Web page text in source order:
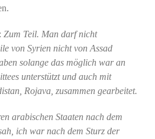
: Zum Teil. Man darf nicht
von Syrien nicht von Assad
solange das möglich war an
unterstützt und auch mit
Rojava, zusammen gearbeitet.
arabischen Staaten nach dem
ich war nach dem Sturz der